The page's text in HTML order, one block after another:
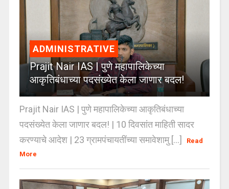
ADMINISTRATIVE
Prajit Nair IAS | पुणे महापालिकेच्या
आकृतिबंधाच्या पदसंख्येत केला जाणार बदल!
Prajit Nair IAS | पुणे महापालिकेच्या आकृतिबंधाच्या
पदसंख्येत केला जाणार बदल! | 10 दिवसांत माहिती सादर
करण्याचे आदेश | 23 ग्रामपंचायतींच्या समावेशामु [...]
Read
More